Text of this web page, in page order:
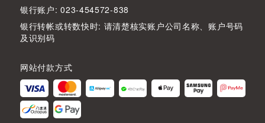
银行账户: 023-454572-838
银行转帐或转数快时: 请清楚核实账户公司名称、账户号码
及识别码
网站付款方式